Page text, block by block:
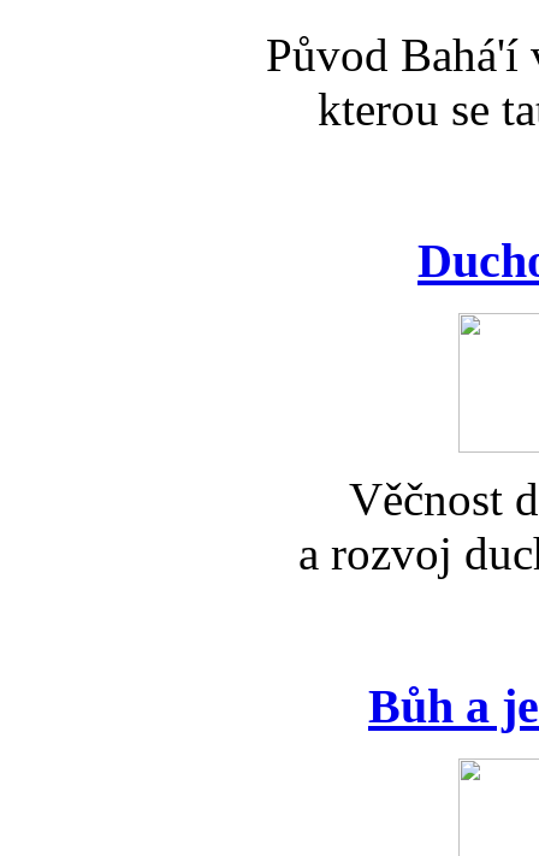
Původ
kterou se
Věčnost
a rozvoj
Bůh a